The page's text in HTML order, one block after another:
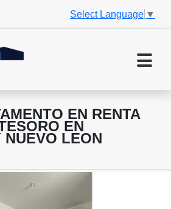
Select Language ▼
EN RENTA
EN
NUEVO LEON